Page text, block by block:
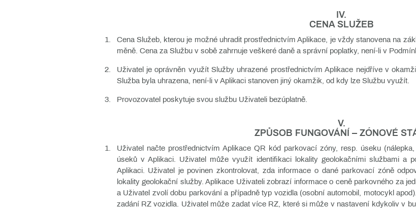
IV.
CENA SLUŽEB
Cena Služeb, kterou je možné uhradit prostřednictvím Aplikace, je vždy stanovena na
měně. Cena za Službu v sobě zahrnuje veškeré daně a správní poplatky, není-li v
Uživatel je oprávněn využít Služby uhrazené prostřednictvím Aplikace nejdříve v
Služba byla uhrazena, není-li v Aplikaci stanoven jiný okamžik, od kdy lze Službu využít.
Provozovatel poskytuje svou službu Uživateli bezúplatně.
V.
ZPŮSOB FUNGOVÁNÍ – ZÓNOVÉ
Uživatel načte prostřednictvím Aplikace QR kód parkovací zóny, resp. úseku
úseků v Aplikaci. Uživatel může využít identifikaci lokality geolokačními službami a
Aplikaci. Uživatel je povinen zkontrolovat, zda informace o dané parkovací zóně
lokality geolokační služby. Aplikace Uživateli zobrazí informace o ceně parkovného za
a Uživatel zvolí dobu parkování a případně typ vozidla (osobní automobil, motocykl
zadání RZ vozidla. Uživatel může zadat více RZ, které si může v nastavení kdykoliv v